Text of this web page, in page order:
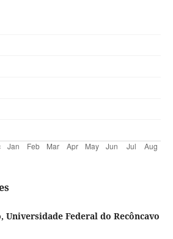
Universidade Federal do Recôncavo